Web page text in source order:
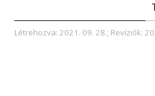
Létrehozva: 2021. 09. 28.; Revíziók: